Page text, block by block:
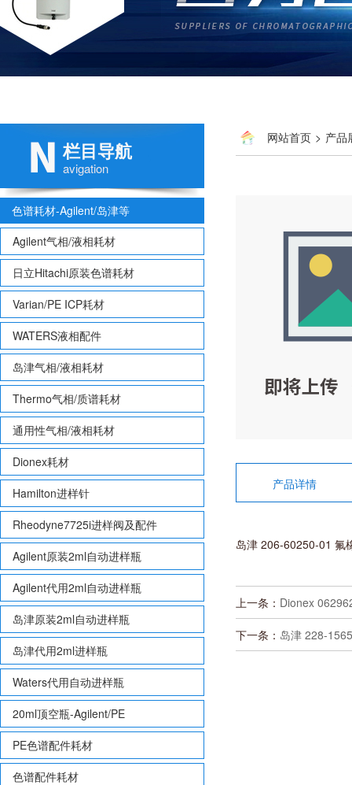
栏目导航
avigation
色谱耗材-Agilent/岛津等
Agilent气相/液相耗材
日立Hitachi原装色谱耗材
Varian/PE ICP耗材
WATERS液相配件
岛津气相/液相耗材
Thermo气相/质谱耗材
通用性气相/液相耗材
Dionex耗材
Hamilton进样针
Rheodyne7725i进样阀及配件
Agilent原装2ml自动进样瓶
Agilent代用2ml自动进样瓶
岛津原装2ml自动进样瓶
岛津代用2ml进样瓶
Waters代用自动进样瓶
20ml顶空瓶-Agilent/PE
PE色谱配件耗材
色谱配件耗材
网站首页 > 产品
产品详情
岛津 206-60250-01 氟
上一条： Dionex
下一条： 岛津 228-